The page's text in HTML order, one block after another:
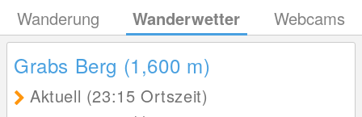
Wanderung Wanderwetter Webcams
Grabs Berg (1,600 m)
Aktuell (23:15 Ortszeit)